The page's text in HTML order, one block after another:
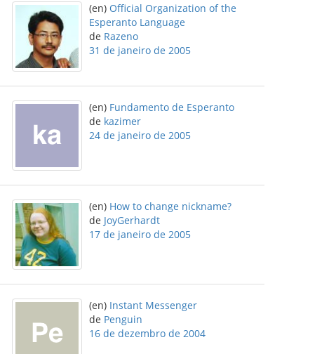
(en) Official Organization of the
Esperanto Language
de Razeno
31 de janeiro de 2005
(en) Fundamento de Esperanto
de kazimer
24 de janeiro de 2005
(en) How to change nickname?
de JoyGerhardt
17 de janeiro de 2005
(en) Instant Messenger
de Penguin
16 de dezembro de 2004